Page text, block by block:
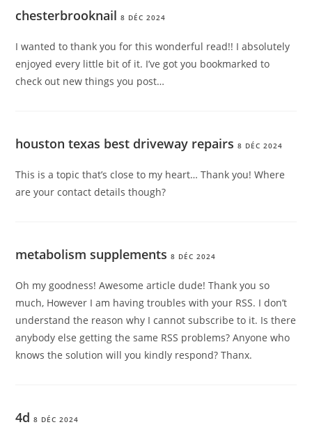
chesterbrooknail 8 DÉC 2024
I wanted to thank you for this wonderful read!! I absolutely
enjoyed every little bit of it. I’ve got you bookmarked to
check out new things you post…
houston texas best driveway repairs 8 DÉC 2024
This is a topic that’s close to my heart… Thank you! Where
are your contact details though?
metabolism supplements 8 DÉC 2024
Oh my goodness! Awesome article dude! Thank you so
much, However I am having troubles with your RSS. I don’t
understand the reason why I cannot subscribe to it. Is there
anybody else getting the same RSS problems? Anyone who
knows the solution will you kindly respond? Thanx.
4d 8 DÉC 2024